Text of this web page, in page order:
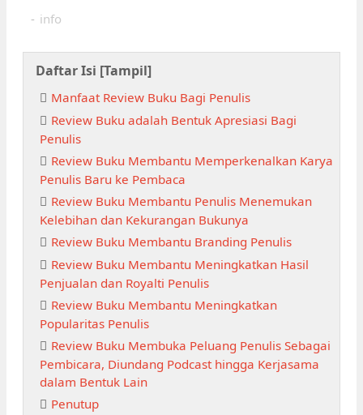
- info
Daftar Isi [Tampil]
Manfaat Review Buku Bagi Penulis
Review Buku adalah Bentuk Apresiasi Bagi
Penulis
Review Buku Membantu Memperkenalkan Karya
Penulis Baru ke Pembaca
Review Buku Membantu Penulis Menemukan
Kelebihan dan Kekurangan Bukunya
Review Buku Membantu Branding Penulis
Review Buku Membantu Meningkatkan Hasil
Penjualan dan Royalti Penulis
Review Buku Membantu Meningkatkan
Popularitas Penulis
Review Buku Membuka Peluang Penulis Sebagai
Pembicara, Diundang Podcast hingga Kerjasama
dalam Bentuk Lain
Penutup